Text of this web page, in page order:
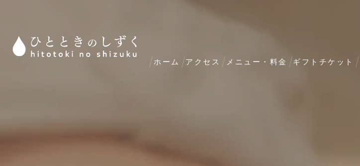
ホーム アクセス メニュー・料金 ギフトチケット